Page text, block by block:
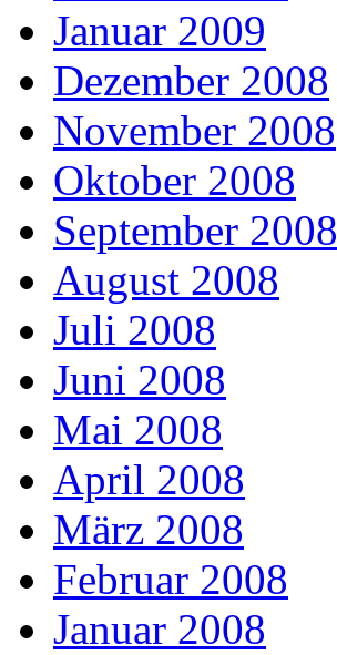
Januar 2009
Dezember 2008
November 2008
Oktober 2008
September 2008
August 2008
Juli 2008
Juni 2008
Mai 2008
April 2008
März 2008
Februar 2008
Januar 2008